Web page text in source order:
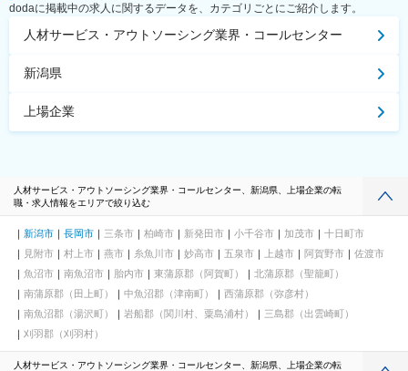
dodaに掲載中の求人に関するデータを、カテゴリごとにご紹介します。
人材サービス・アウトソーシング業界・コールセンター
新潟県
上場企業
人材サービス・アウトソーシング業界・コールセンター、新潟県、上場企業の転
職・求人情報をエリアで絞り込む
新潟市 長岡市 三条市 柏崎市 新発田市 小千谷市 加茂市
十日町市
見附市
村上市 燕市 糸魚川市 妙高市 五泉市 上越市 阿賀野市
佐渡市
魚沼市
南魚沼市 胎内市 東蒲原郡（阿賀町）
北蒲原郡（聖籠町）
南蒲原郡（田上町）
中魚沼郡（津南町）
西蒲原郡（弥彦村）
南魚沼郡（湯沢町）
岩船郡（関川村、粟島浦村）
三島郡（出雲崎町）
刈羽郡（刈羽村）
人材サービス・アウトソーシング業界・コールセンター、新潟県、上場企業の転